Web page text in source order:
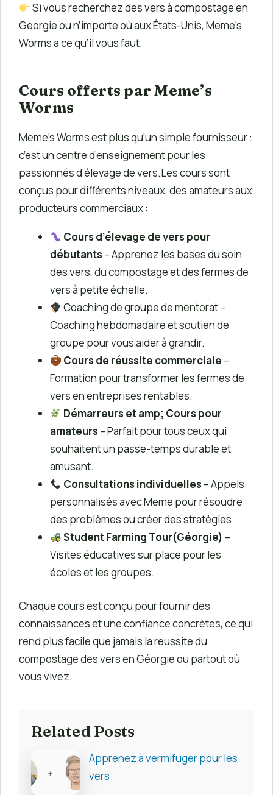
Si vous recherchez des vers à compostage en
Géorgie ou n’importe où aux États-Unis, Meme’s
Worms a ce qu’il vous faut.
Cours offerts par Meme’s
Worms
Meme’s Worms est plus qu’un simple fournisseur :
c’est un centre d’enseignement pour les
passionnés d’élevage de vers.Les cours sont
conçus pour différents niveaux, des amateurs aux
producteurs commerciaux :
Cours d’élevage de vers pour
débutants – Apprenez les bases du soin
des vers, du compostage et des fermes de
vers à petite échelle.
Coaching de groupe de mentorat –
Coaching hebdomadaire et soutien de
groupe pour vous aider à grandir.
Cours de réussite commerciale –
Formation pour transformer les fermes de
vers en entreprises rentables.
Démarreurs et amp; Cours pour
amateurs – Parfait pour tous ceux qui
souhaitent un passe-temps durable et
amusant.
Consultations individuelles – Appels
personnalisés avec Meme pour résoudre
des problèmes ou créer des stratégies.
Student Farming Tour(Géorgie) –
Visites éducatives sur place pour les
écoles et les groupes.
Chaque cours est conçu pour fournir des
connaissances et une confiance concrètes, ce qui
rend plus facile que jamais la réussite du
compostage des vers en Géorgie ou partout où
vous vivez.
Related Posts
Apprenez à vermifuger pour les
vers